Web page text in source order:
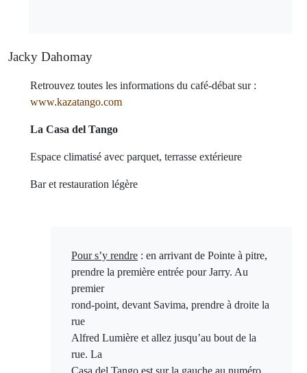
Jacky Dahomay
Retrouvez toutes les informations du café-débat sur :
www.kazatango.com
La Casa del Tango
Espace climatisé avec parquet, terrasse extérieure
Bar et restauration légère
Pour s’y rendre : en arrivant de Pointe à pitre,
prendre la première entrée pour Jarry. Au
premier
rond-point, devant Savima, prendre à droite la
rue
Alfred Lumière et allez jusqu’au bout de la
rue. La
Casa del Tango est sur la gauche au numéro